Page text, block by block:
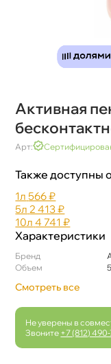
Активная
Арт:
Также доступны
1л 566 ₽
5л 2 413 ₽
10л 4 741 ₽
Характеристики
Бренд
Объем
Смотреть все
Не уверены в
Звоните +7 (812)